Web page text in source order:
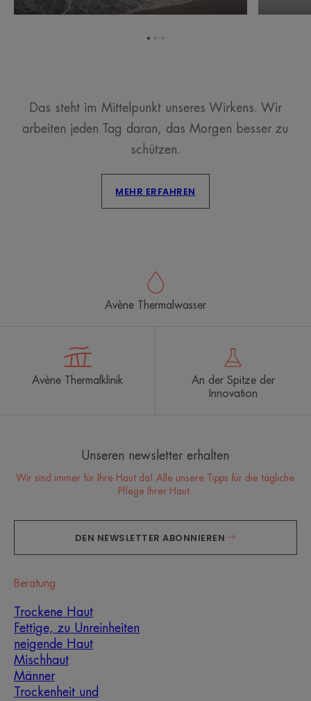
Das steht im Mittelpunkt unseres Wirkens. Wir
arbeiten jeden Tag daran, das Morgen besser zu
schützen.
MEHR ERFAHREN
Avène Thermalwasser
Avène Thermalklinik
An der Spitze der
Innovation
Unseren newsletter erhalten
Wir sind immer für Ihre Haut da! Alle unsere Tipps für die tägliche
Pflege Ihrer Haut.
DEN NEWSLETTER ABONNIEREN
Beratung
Trockene Haut
Fettige, zu Unreinheiten
neigende Haut
Mischhaut
Männer
Trockenheit und